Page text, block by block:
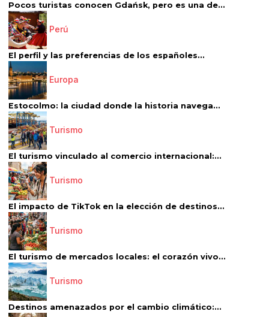
Pocos turistas conocen Gdańsk, pero es una de...
Perú
El perfil y las preferencias de los españoles...
Europa
Estocolmo: la ciudad donde la historia navega...
Turismo
El turismo vinculado al comercio internacional:...
Turismo
El impacto de TikTok en la elección de destinos...
Turismo
El turismo de mercados locales: el corazón vivo...
Turismo
Destinos amenazados por el cambio climático:...